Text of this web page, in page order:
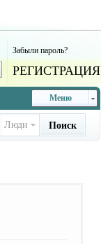
Забыли пароль?
РЕГИСТРАЦИЯ
Меню
Люди Поиск